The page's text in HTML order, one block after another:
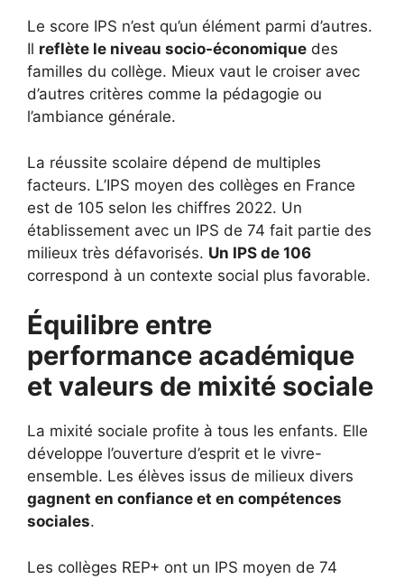
Le score IPS n’est qu’un élément parmi d’autres.
Il reflète le niveau socio-économique des
familles du collège. Mieux vaut le croiser avec
d’autres critères comme la pédagogie ou
l’ambiance générale.
La réussite scolaire dépend de multiples
facteurs. L’IPS moyen des collèges en France
est de 105 selon les chiffres 2022. Un
établissement avec un IPS de 74 fait partie des
milieux très défavorisés. Un IPS de 106
correspond à un contexte social plus favorable.
Équilibre entre
performance académique
et valeurs de mixité sociale
La mixité sociale profite à tous les enfants. Elle
développe l’ouverture d’esprit et le vivre-
ensemble. Les élèves issus de milieux divers
gagnent en confiance et en compétences
sociales.
Les collèges REP+ ont un IPS moyen de 74